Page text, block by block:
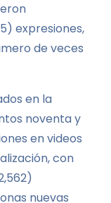
expresiones,
de veces
en la
noventa y
en videos
con
nuevas